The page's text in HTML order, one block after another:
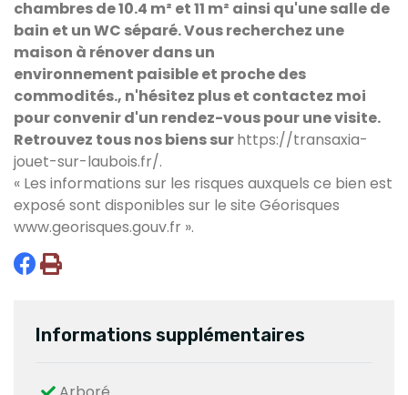
chambres de 10.4 m² et 11 m² ainsi qu'une salle de
bain et un WC séparé. Vous recherchez une
maison à rénover dans un
environnement paisible et proche des
commodités., n'hésitez plus et contactez moi
pour convenir d'un rendez-vous pour une visite.
Retrouvez tous nos biens surhttps://transaxia-
jouet-sur-laubois.fr/.
« Les informations sur les risques auxquels ce bien est
exposé sont disponibles sur le site Géorisques
www.georisques.gouv.fr ».
Informations supplémentaires